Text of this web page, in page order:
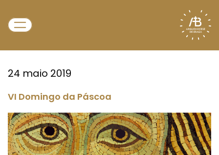
24 maio 2019
VI Domingo da Páscoa